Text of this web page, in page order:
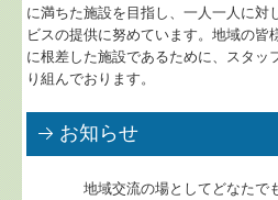
に満ちた施設を目指し、一人一人に対
ビスの提供に努めています。地域の皆
に根差した施設であるために、スタッ
り組んでおります。
お知らせ
地域交流の場としてどなたでも